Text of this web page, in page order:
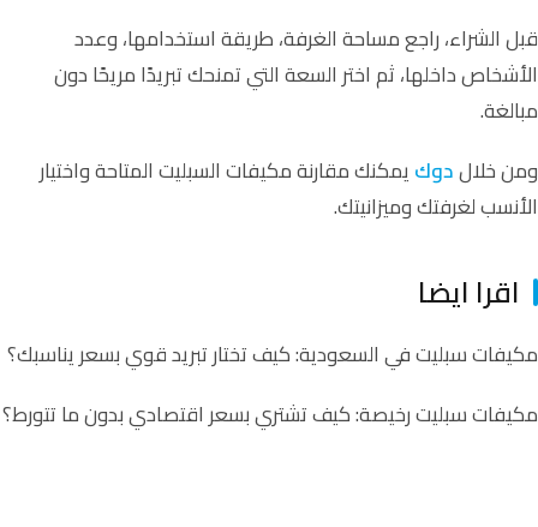
قبل الشراء، راجع مساحة الغرفة، طريقة استخدامها، وعدد
الأشخاص داخلها، ثم اختر السعة التي تمنحك تبريدًا مريحًا دون
مبالغة.
ومن خلالدوكيمكنك مقارنة مكيفات السبليت المتاحة واختيار
الأنسب لغرفتك وميزانيتك.
اقرا ايضا
مكيفات سبليت في السعودية: كيف تختار تبريد قوي بسعر يناسبك؟
مكيفات سبليت رخيصة: كيف تشتري بسعر اقتصادي بدون ما تتورط؟